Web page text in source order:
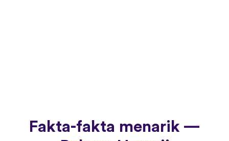
Fakta-fakta menarik —